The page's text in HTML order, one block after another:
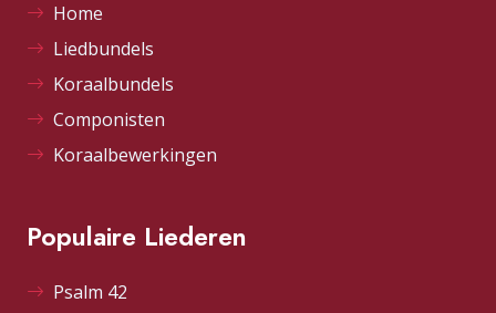
Home
Liedbundels
Koraalbundels
Componisten
Koraalbewerkingen
Populaire Liederen
Psalm 42